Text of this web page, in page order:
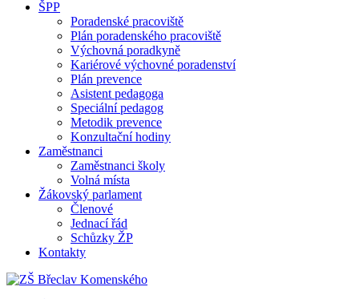
ŠPP
Poradenské pracoviště
Plán poradenského pracoviště
Výchovná poradkyně
Kariérové výchovné poradenství
Plán prevence
Asistent pedagoga
Speciální pedagog
Metodik prevence
Konzultační hodiny
Zaměstnanci
Zaměstnanci školy
Volná místa
Žákovský parlament
Členové
Jednací řád
Schůzky ŽP
Kontakty